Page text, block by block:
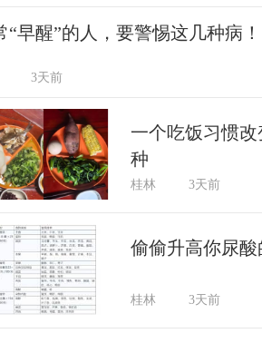
“早醒”的人，要警惕这几种病！
3天前
一个吃饭习惯
种
桂林 3天前
偷偷升高你尿
桂林 3天前